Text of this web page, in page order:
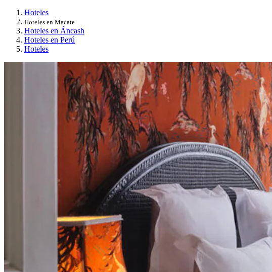
Hoteles
Hoteles en Macate
Hoteles en Áncash
Hoteles en Perú
Hoteles